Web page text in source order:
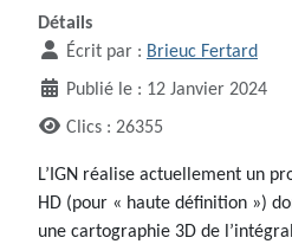
Détails
Écrit par : Brieuc Fertard
Publié le : 12 Janvier 2024
Clics : 26355
L’IGN réalise actuellement un
HD (pour « haute définition »)
une cartographie 3D de